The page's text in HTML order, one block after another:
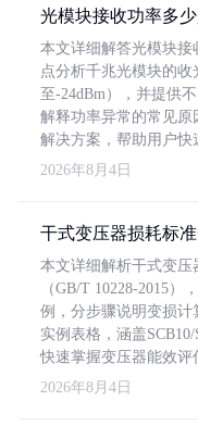
光模块接收功率多
本文详细解答光模块
点分析千兆光模块的
至-24dBm），并提供
解释功率异常的常见原
解决方案，帮助用户快
2026年8月4日
干式变压器损耗标
本文详细解析干式变
（GB/T 10228-2015）
例，分步骤说明变损
实例表格，涵盖
快速掌握变压器能效评
2026年8月4日